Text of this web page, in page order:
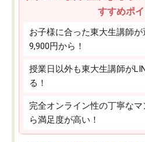
すすめポ
お子様に合った東大生講師
9,900円から！
授業日以外も東大生講師が
る！
完全オンライン性の丁寧な
ら満足度が高い！